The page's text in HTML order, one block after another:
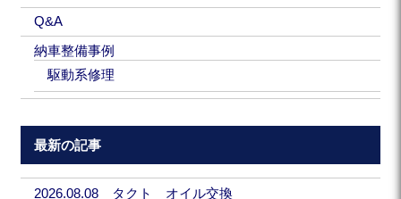
Q&A
納車整備事例
駆動系修理
最新の記事
2026.08.08 タクト オイル交換